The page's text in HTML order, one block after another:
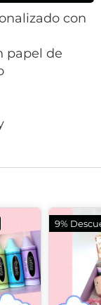
con
papel de
9%